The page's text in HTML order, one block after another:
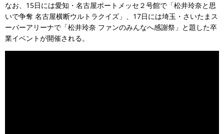
なお、15日には愛知・名古屋ポートメッセ２号館で「松井玲奈と思
いで争奪 名古屋横断ウルトラクイズ」、17日には埼玉・さいたまス
ーパーアリーナで「松井玲奈 ファンのみんなへ感謝祭」と題した卒
業イベントが開催される。